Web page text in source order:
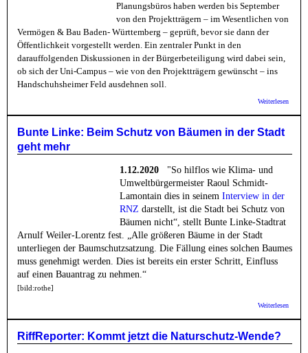
Planungsbüros haben werden bis September
von den Projektträgern – im Wesentlichen von
Vermögen & Bau Baden- Württemberg – geprüft, bevor sie dann der
Öffentlichkeit vorgestellt werden. Ein zentraler Punkt in den
darauffolgenden Diskussionen in der Bürgerbeteiligung wird dabei sein,
ob sich der Uni-Campus – wie von den Projektträgern gewünscht – ins
Handschuhsheimer Feld ausdehnen soll.
Weiterlesen
Bunte Linke: Beim Schutz von Bäumen in der Stadt
geht mehr
1.12.2020
"So hilflos wie Klima- und
Umweltbürgermeister Raoul Schmidt-
Lamontain dies in seinem Interview in der
RNZ darstellt, ist die Stadt bei Schutz von
Bäumen nicht“, stellt Bunte Linke-Stadtrat
Arnulf Weiler-Lorentz fest. „Alle größeren Bäume in der Stadt
unterliegen der Baumschutzsatzung. Die Fällung eines solchen Baumes
muss genehmigt werden. Dies ist bereits ein erster Schritt, Einfluss
auf einen Bauantrag zu nehmen.“
[bild:rothe]
Weiterlesen
Linke:
RiffReporter: Kommt jetzt die Naturschutz-Wende?